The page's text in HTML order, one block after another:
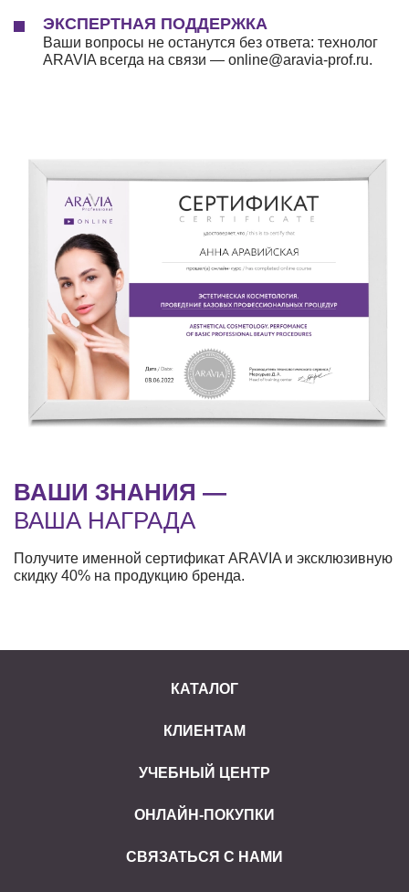
ЭКСПЕРТНАЯ ПОДДЕРЖКА
Ваши вопросы не останутся без ответа: технолог
ARAVIA всегда на связи — online@aravia-prof.ru.
ВАШИ ЗНАНИЯ —
ВАША НАГРАДА
Получите именной сертификат ARAVIA и эксклюзивную
скидку 40% на продукцию бренда.
КАТАЛОГ
КЛИЕНТАМ
УЧЕБНЫЙ ЦЕНТР
ОНЛАЙН-ПОКУПКИ
СВЯЗАТЬСЯ С НАМИ